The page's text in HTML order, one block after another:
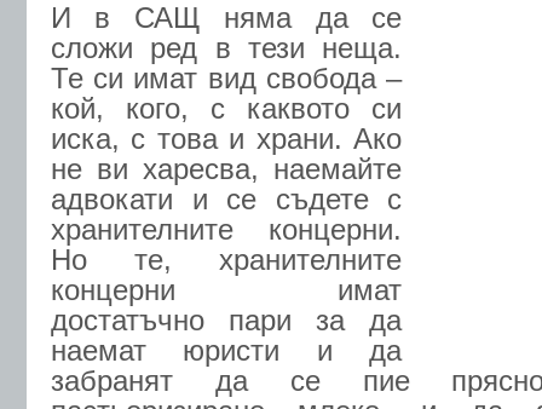
И в САЩ няма да се
сложи ред в тези неща.
Те си имат вид свобода –
кой, кого, с каквото си
иска, с това и храни. Ако
не ви харесва, наемайте
адвокати и се съдете с
хранителните концерни.
Но те, хранителните
концерни имат
достатъчно пари за да
наемат юристи и да
забранят да се пие